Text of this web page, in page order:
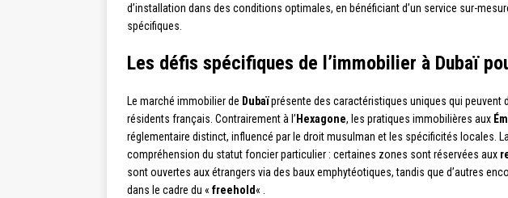
d’installation dans des conditions optimales, en bénéficiant d’un service sur-
spécifiques.
Les défis spécifiques de l’immobilier à Dubaï
Le marché immobilier de Dubaïprésente des caractéristiques uniques qui peuvent
résidents français. Contrairement à l’ Hexagone, les pratiques immobilières aux
réglementaire distinct, influencé par le droit musulman et les spécificités locales.
compréhension du statut foncier particulier : certaines zones sont réservées aux
sont ouvertes aux étrangers via des baux emphytéotiques, tandis que d’autres
dans le cadre du « freehold« .